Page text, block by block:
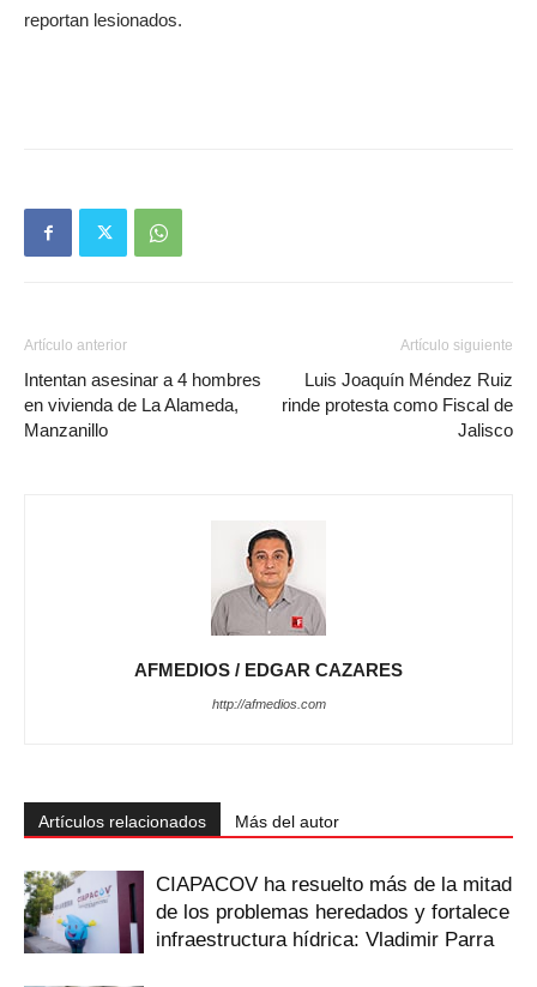
reportan lesionados.
Artículo anterior
Intentan asesinar a 4 hombres
en vivienda de La Alameda,
Manzanillo
Artículo siguiente
Luis Joaquín Méndez Ruiz
rinde protesta como Fiscal de
Jalisco
AFMEDIOS / EDGAR CAZARES
http://afmedios.com
Artículos relacionados Más del autor
CIAPACOV ha resuelto más de la mitad
de los problemas heredados y fortalece
infraestructura hídrica: Vladimir Parra